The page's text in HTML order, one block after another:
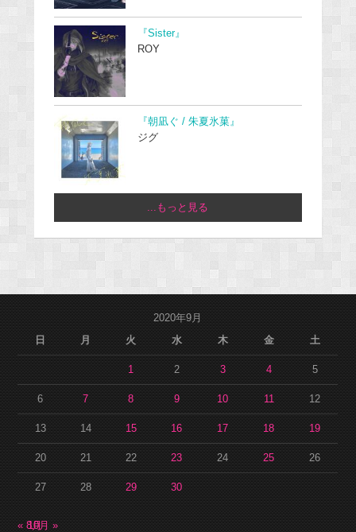
『Sister』
ROY
『朝凪ぐ / 朱夏氷菓』
ジグ
...もっと見る
2020年9月
日
月 火 水 木 金 土
1 2 3 4 5
6 7 8 9 10 11 12
13 14 15 16 17 18 19
20 21 22 23 24 25 26
27 28 29 30
« 8月
10月 »